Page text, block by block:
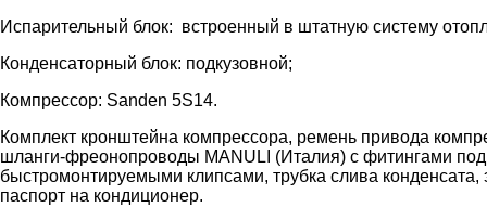
Испарительный блок: встроенный в штатную систему
Конденсаторный блок: подкузовной;
Компрессор: Sanden 5S14.
Комплект кронштейна компрессора, ремень привода
шланги-фреонопроводы MANULI (Италия) с фитингами
быстромонтируемыми клипсами, трубка слива
паспорт на кондиционер.